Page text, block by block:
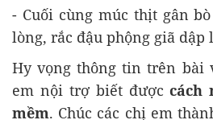
- Cuối cùng múc thịt gân
lòng, rắc đậu phộng giã dập
Hy vọng thông tin trên bài
em nội trợ biết đượccách
mềm. Chúc các chị em